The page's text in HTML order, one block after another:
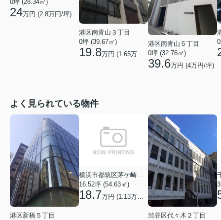
0坪 (28.34㎡)
24万円 (2.8万円/坪)
港区南青山３丁目
0坪 (39.67㎡)
19.8万円 (1.65万円/坪)
港区南青山５丁目
0坪 (32.76㎡)
39.6万円 (4万円/坪)
よく見られている物件
港区新橋５丁目
横浜市都筑区茅ケ崎中央
16.52坪 (54.63㎡)
18.7万円 (1.13万円/坪)
渋谷区代々木２丁目